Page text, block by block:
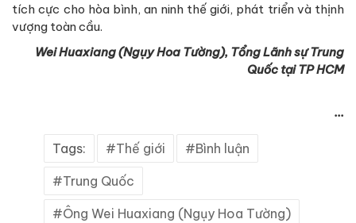
tích cực cho hòa bình, an ninh thế giới, phát triển và thịnh
vượng toàn cầu.
Wei Huaxiang (Ngụy Hoa Tường), Tổng Lãnh sự Trung
Quốc tại TP HCM
...
Tags: Thế giới Bình luận
Trung Quốc
Ông Wei Huaxiang (Ngụy Hoa Tường)